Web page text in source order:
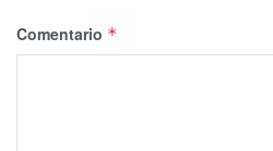
Comentario *